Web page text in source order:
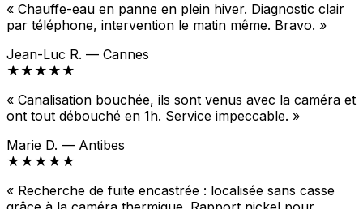
« Chauffe-eau en panne en plein hiver. Diagnostic clair
par téléphone, intervention le matin même. Bravo. »
Jean-Luc R. — Cannes
★★★★★
« Canalisation bouchée, ils sont venus avec la caméra et
ont tout débouché en 1h. Service impeccable. »
Marie D. — Antibes
★★★★★
« Recherche de fuite encastrée : localisée sans casse